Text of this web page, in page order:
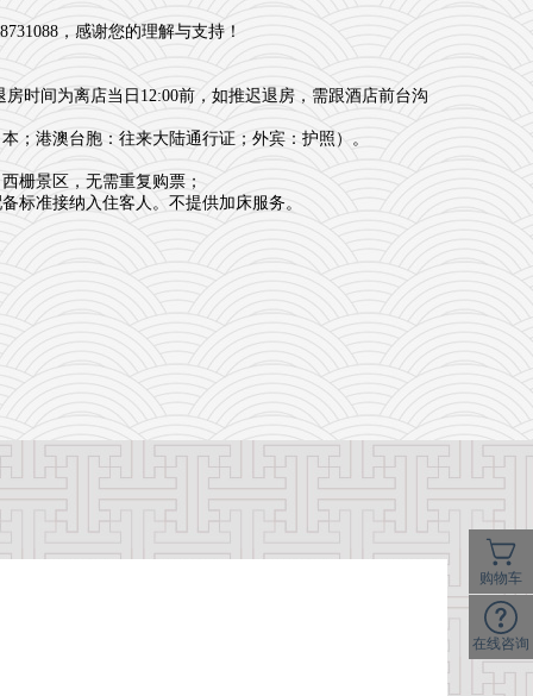
，感谢您的理解与支持！
时间为离店当日12:00前，如推迟退房，需跟酒店前台沟
；港澳台胞：往来大陆通行证；外宾：护照）。
栅景区，无需重复购票；
标准接纳入住客人。不提供加床服务。
购物车
在线咨询